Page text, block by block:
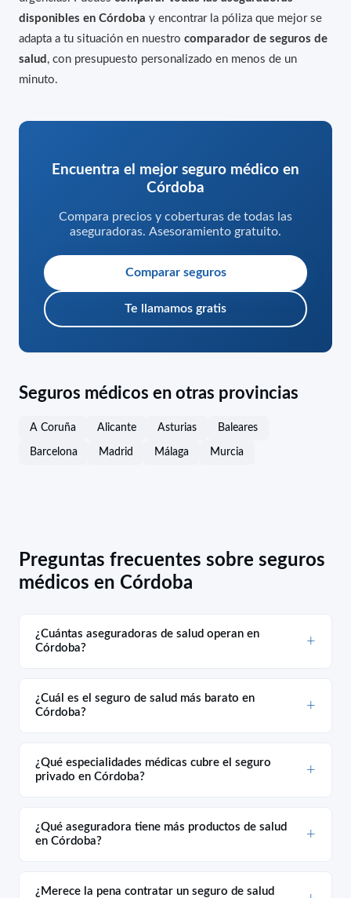
disponibles en Córdoba y encontrar la póliza que mejor se
adapta a tu situación en nuestro comparador de seguros de
salud , con presupuesto personalizado en menos de un
minuto.
Encuentra el mejor seguro médico en
Córdoba
Compara precios y coberturas de todas las
aseguradoras. Asesoramiento gratuito.
Comparar seguros
Te llamamos gratis
Seguros médicos en otras provincias
A Coruña Alicante Asturias Baleares
Barcelona Madrid Málaga Murcia
Preguntas frecuentes sobre seguros
médicos en Córdoba
¿Cuántas aseguradoras de salud operan en
Córdoba?
¿Cuál es el seguro de salud más barato en
Córdoba?
¿Qué especialidades médicas cubre el seguro
privado en Córdoba?
¿Qué aseguradora tiene más productos de salud
en Córdoba?
¿Merece la pena contratar un seguro de salud